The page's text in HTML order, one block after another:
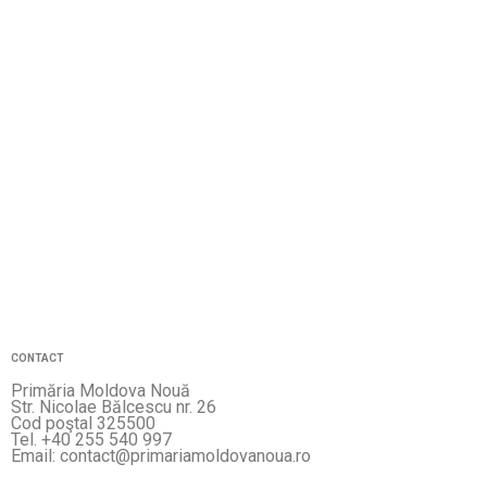
CONTACT
Primăria Moldova Nouă
Str. Nicolae Bălcescu nr. 26
Cod poştal 325500
Tel. +40 255 540 997
Email: contact@primariamoldovanoua.ro